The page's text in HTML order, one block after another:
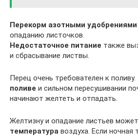
Перекорм азотными удобрениями
опаданию листочков.
Недостаточное питание также
и сбрасывание листвы.
Перец очень требователен к поливу.
поливе и сильном пересушивании
начинают желтеть и отпадать.
Желтизну и опадание листьев
температура воздуха. Если ночная